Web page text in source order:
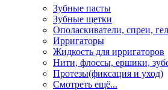
Зубные пасты
Зубные щетки
Ополаскиватели, спреи,
Ирригаторы
Жидкость для ирригаторов
Нити, флосcы, ершики,
Протезы(фиксация и уход)
Смотреть ещё...